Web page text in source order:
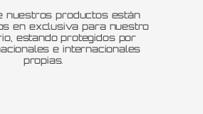
nuestros productos están
en exclusiva para nuestro
estando protegidos por
e internacionales
propias.